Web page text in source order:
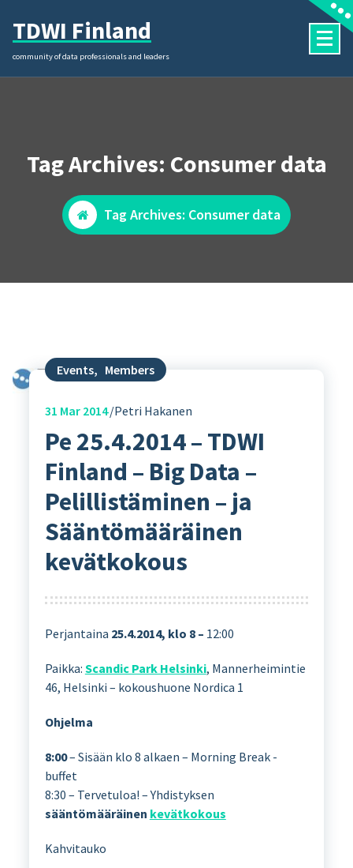
content
TDWI Finland
community of data professionals and leaders
Tag Archives: Consumer data
Tag Archives: Consumer data
Events, Members
31 Mar 2014 Petri Hakanen
Pe 25.4.2014 – TDWI
Finland – Big Data –
Pelillistäminen – ja
Sääntömääräinen
kevätkokous
Perjantaina 25.4.2014, klo 8 – 12:00
Paikka: Scandic Park Helsinki, Mannerheimintie
46, Helsinki – kokoushuone Nordica 1
Ohjelma
8:00– Sisään klo 8 alkaen – Morning Break -
buffet
8:30 – Tervetuloa! – Yhdistyksen
sääntömääräinen kevätkokous
Kahvitauko